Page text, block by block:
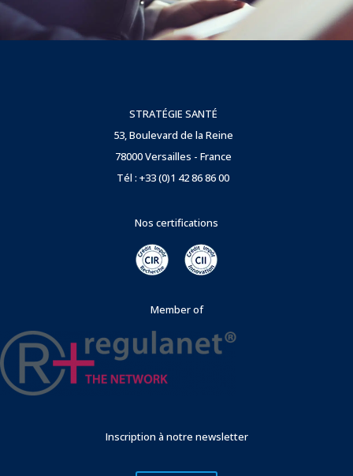
STRATÉGIE SANTÉ
53, Boulevard de la Reine
78000 Versailles - France
Tél : +33 (0)1 42 86 86 00
Nos certifications
Member of
Inscription à notre newsletter